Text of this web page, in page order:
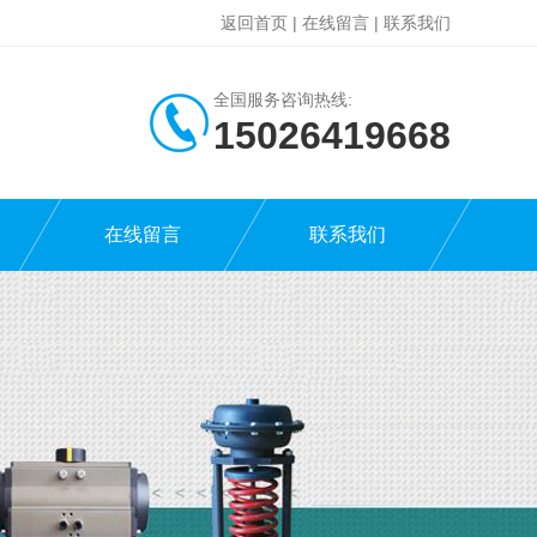
返回首页 | 在线留言 | 联系我们
全国服务咨询热线:
15026419668
在线留言 联系我们